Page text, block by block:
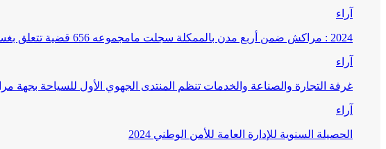
آراء
2024 : مراكش ضمن أربع مدن بالممكلة سجلت مامجموعه 656 قضية تتعلق بغسيل الأموال
آراء
غرفة التجارة والصناعة والخدمات تنظم المنتدى الجهوي الأول للسياحة بجهة
آراء
الحصيلة السنوية للإدارة العامة للأمن الوطني 2024